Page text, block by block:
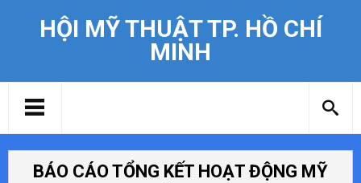
HỘI MỸ THUẬT TP. HỒ CHÍ
MINH
BÁO CÁO TỔNG KẾT HOẠT ĐỘNG MỸ